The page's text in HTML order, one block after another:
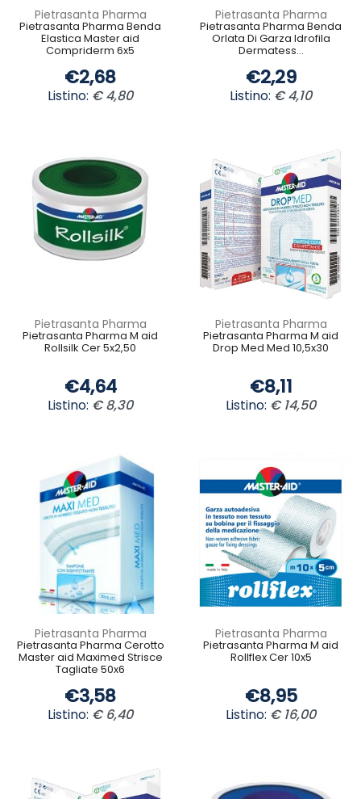
Pietrasanta Pharma
Pietrasanta Pharma Benda
Elastica Master aid
Compriderm 6x5
€2,68
Listino: € 4,80
Pietrasanta Pharma
Pietrasanta Pharma Benda
Orlata Di Garza Idrofila
Dermatess...
€2,29
Listino: € 4,10
Pietrasanta Pharma
Pietrasanta Pharma M aid
Rollsilk Cer 5x2,50
€4,64
Listino: € 8,30
Pietrasanta Pharma
Pietrasanta Pharma M aid
Drop Med Med 10,5x30
€8,11
Listino: € 14,50
Pietrasanta Pharma
Pietrasanta Pharma Cerotto
Master aid Maximed Strisce
Tagliate 50x6
€3,58
Listino: € 6,40
Pietrasanta Pharma
Pietrasanta Pharma M aid
Rollflex Cer 10x5
€8,95
Listino: € 16,00